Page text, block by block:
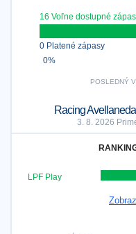
16 Voľne dostupné
0 Platené zápasy
0%
POSLEDNÝ
Racing
3. 8. 2026
LPF Play